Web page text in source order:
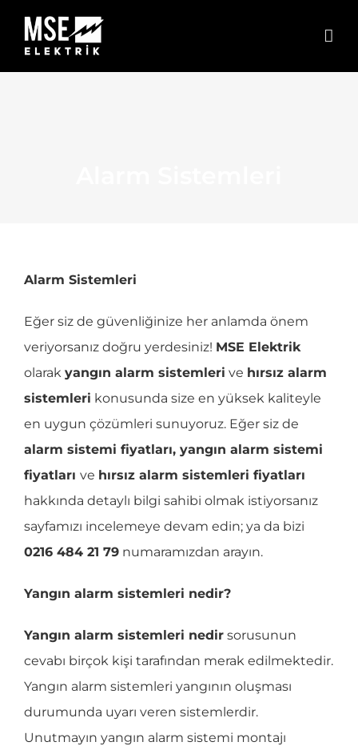
Alarm Sistemleri
Eğer siz de güvenliğinize her anlamda önem
veriyorsanız doğru yerdesiniz! MSE Elektrik
olarak yangın alarm sistemleri ve hırsız alarm
sistemleri konusunda size en yüksek kaliteyle
en uygun çözümleri sunuyoruz. Eğer siz de
alarm sistemi fiyatları, yangın alarm sistemi
fiyatları ve hırsız alarm sistemleri fiyatları
hakkında detaylı bilgi sahibi olmak istiyorsanız
sayfamızı incelemeye devam edin; ya da bizi
0216 484 21 79 numaramızdan arayın.
Yangın alarm sistemleri nedir?
Yangın alarm sistemleri nedir sorusunun
cevabı birçok kişi tarafından merak edilmektedir.
Yangın alarm sistemleri yangının oluşması
durumunda uyarı veren sistemlerdir.
Unutmayın yangın alarm sistemi montajı